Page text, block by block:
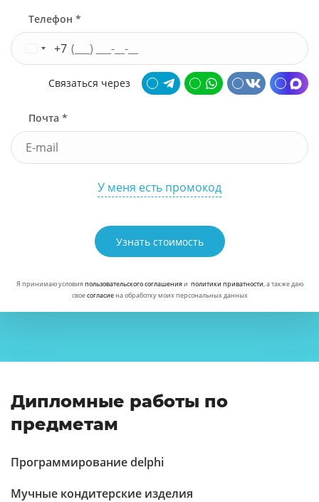
Телефон *
+7
Связаться через
Почта *
У меня есть промокод
Узнать стоимость
Я принимаю условияпользовательского соглашенияи политики приватности, а также даю
своесогласиена обработку моих персональных данных
Дипломные работы по
предметам
Программирование delphi
Мучные кондитерские изделия